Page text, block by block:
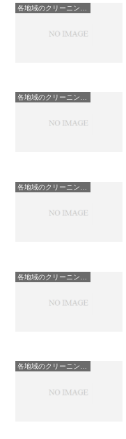
各地域のクリーニング店
各地域のクリーニング店